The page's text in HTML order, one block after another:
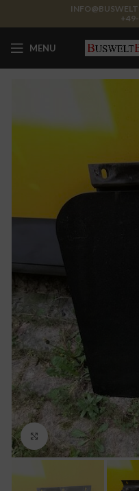
MENU
Click to enlarge